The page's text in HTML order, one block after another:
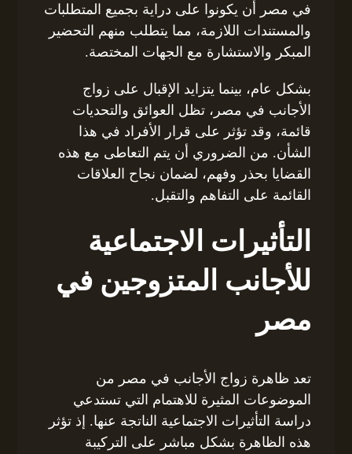
في مصر أن يكونوا على دراية بجميع المتطلبات
والمستندات اللازمة، مما يتطلب منهم التحضير
المبكر والاستشارة مع الجهات المختصة.
بشكل عام، بينما يتزايد الإقبال على زواج
الأجانب في مصر، تظل العوائق والتحديات
قائمة، وقد تؤثر على قرار الأفراد في هذا
الشأن. من الضروري أن يتم التعاطى مع هذه
القضايا بحذر وفهم، لضمان نجاح العلاقات
القائمة على التفاهم والتقبل.
التأثيرات الاجتماعية
للأجانب المتزوجين في
مصر
تعد ظاهرة زواج الأجانب في مصر من
الموضوعات المثيرة للاهتمام التي تستدعي
دراسة التأثيرات الاجتماعية الناتجة عنها. إذ تؤثر
هذه الظاهرة بشكل مباشر على التركيبة